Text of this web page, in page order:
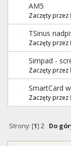
AM5
Zaczęty przez
TSinus
Zaczęty przez
Simpad -
Zaczęty przez
SmartCard
Zaczęty przez
Strony: [1] 2 Do